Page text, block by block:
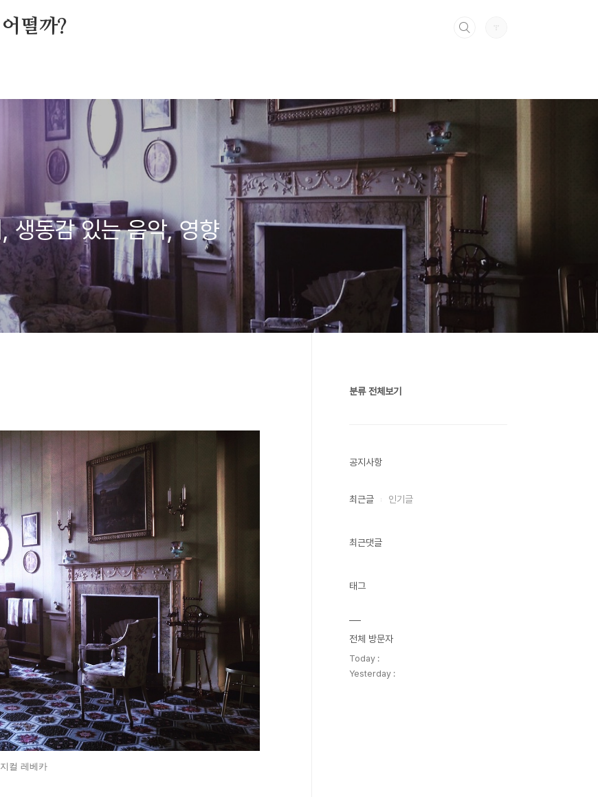
떨까?
생동감 있는 음악, 영향
컬 레베카
분류 전체보기
공지사항
최근글 인기글
최근댓글
태그
전체 방문자
Today :
Yesterday :